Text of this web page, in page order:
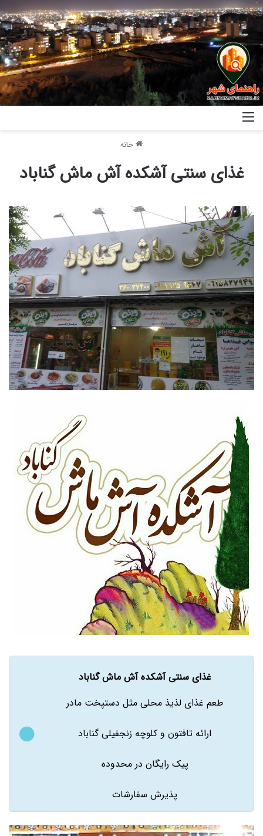
خانه
غذای سنتی آشکده آش ماش گناباد
غذای سنتی آشکده آش ماش گناباد
طعم غذای لذیذ محلی مثل دستپخت مادر
ارائه تافتون و کلوچه زنجفیلی گناباد
پیک رایگان در محدوده
پذیرش سفارشات